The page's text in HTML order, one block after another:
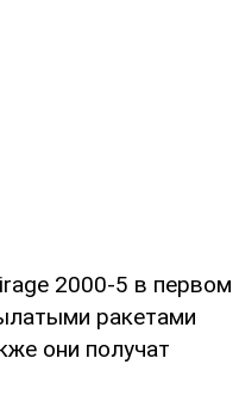
2000-5 в первом
ракетами
они получат